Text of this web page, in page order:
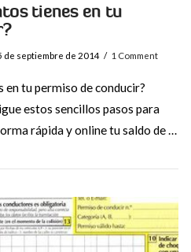
tienes en tu
de septiembre de 2014 1 Comment
en tu permiso de conducir?
estos sencillos pasos para
rápida y online tu saldo de …